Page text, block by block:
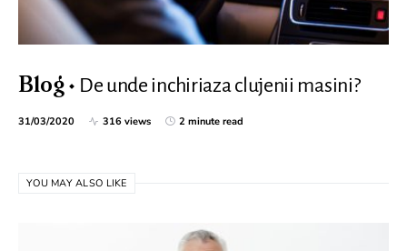
Blog De unde inchiriaza clujenii masini?
31/03/2020 316 views 2 minute read
YOU MAY ALSO LIKE